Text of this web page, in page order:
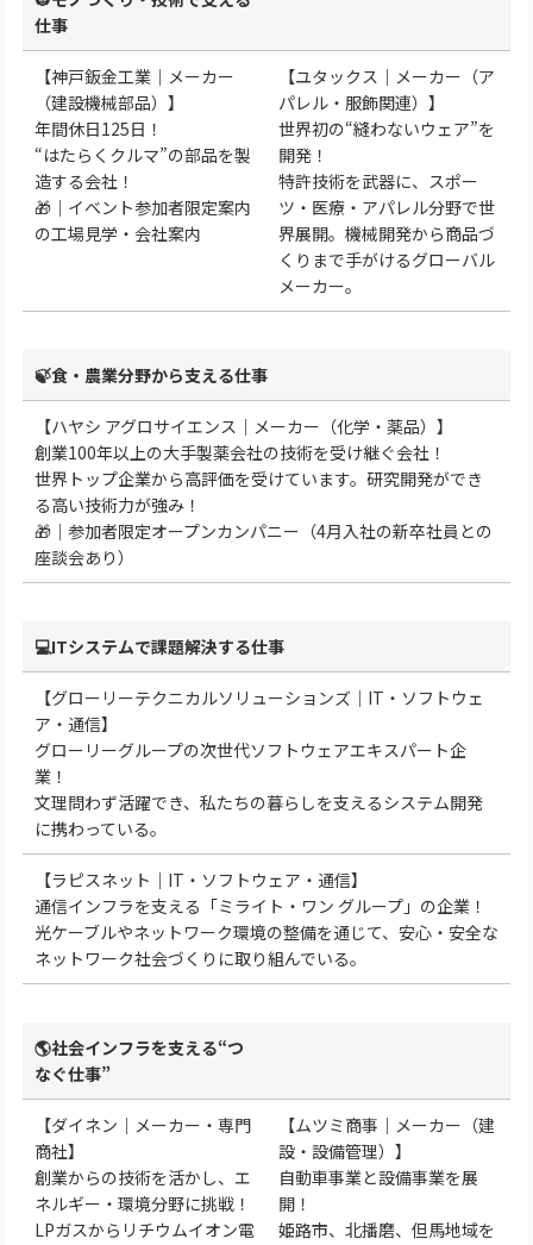
仕事
【神戸鈑金工業｜メーカー
（建設機械部品）】
年間休日125日！
“はたらくクルマ”の部品を製
造する会社！
🎁｜イベント参加者限定案内
の工場見学・会社案内
【ユタックス｜メーカー（ア
パレル・服飾関連）】
世界初の“縫わないウェア”を
開発！
特許技術を武器に、スポー
ツ・医療・アパレル分野で世
界展開。機械開発から商品づ
くりまで手がけるグローバル
メーカー。
🍃食・農業分野から支える仕事
【ハヤシ アグロサイエンス｜メーカー（化学・薬品）】
創業100年以上の大手製薬会社の技術を受け継ぐ会社！
世界トップ企業から高評価を受けています。研究開発ができ
る高い技術力が強み！
🎁｜参加者限定オープンカンパニー（4月入社の新卒社員との
座談会あり）
💻ITシステムで課題解決する仕事
【グローリーテクニカルソリューションズ｜IT・ソフトウェ
ア・通信】
グローリーグループの次世代ソフトウェアエキスパート企
業！
文理問わず活躍でき、私たちの暮らしを支えるシステム開発
に携わっている。
【ラピスネット｜IT・ソフトウェア・通信】
通信インフラを支える「ミライト・ワン グループ」の企業！
光ケーブルやネットワーク環境の整備を通じて、安心・安全な
ネットワーク社会づくりに取り組んでいる。
🌎社会インフラを支える“つ
なぐ仕事”
【ダイネン｜メーカー・専門
商社】
創業からの技術を活かし、エ
ネルギー・環境分野に挑戦！
LPガスからリチウムイオン電
【ムツミ商事｜メーカー（建
設・設備管理）】
自動車事業と設備事業を展
開！
姫路市、北播磨、但馬地域を